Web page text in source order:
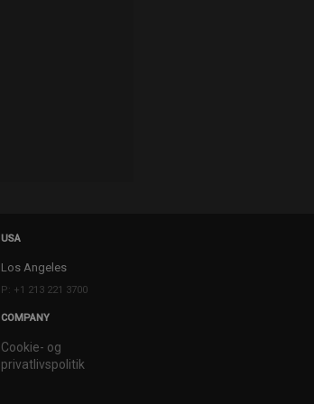
USA
Los Angeles
P: +1 213 221 3700
COMPANY
Cookie- og
privatlivspolitik